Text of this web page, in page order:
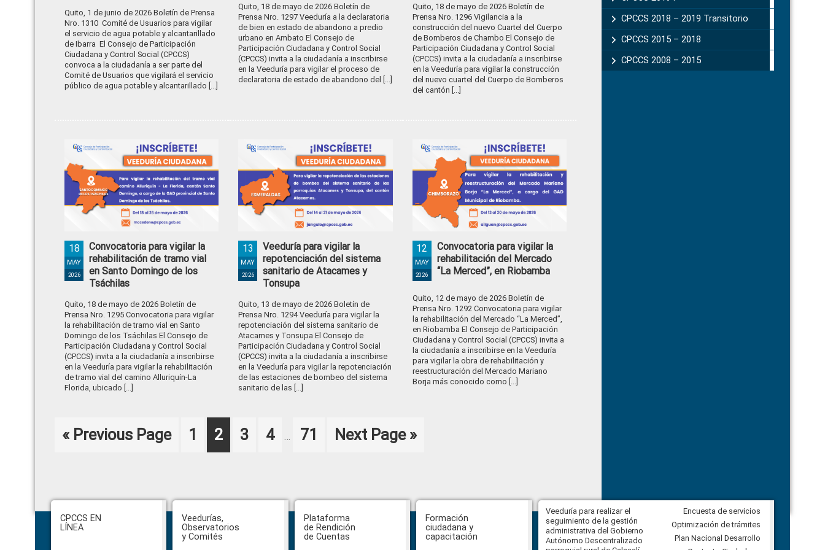
Quito, 1 de junio de 2026 Boletín de Prensa
Nro. 1310 Comité de Usuarios para vigilar
el servicio de agua potable y alcantarillado
de Ibarra El Consejo de Participación
Ciudadana y Control Social (CPCCS)
convoca a la ciudadanía a ser parte del
Comité de Usuarios que vigilará el servicio
público de agua potable y alcantarillado [...]
Quito, 18 de mayo de 2026 Boletín de
Prensa Nro. 1297 Veeduría a la declaratoria
de bien en estado de abandono a predio
urbano en Ambato El Consejo de
Participación Ciudadana y Control Social
(CPCCS) invita a la ciudadanía a inscribirse
en la Veeduría para vigilar el proceso de
declaratoria de estado de abandono del [...]
Quito, 18 de mayo de 2026 Boletín de
Prensa Nro. 1296 Vigilancia a la
construcción del nuevo Cuartel del Cuerpo
de Bomberos de Chambo El Consejo de
Participación Ciudadana y Control Social
(CPCCS) invita a la ciudadanía a inscribirse
en la Veeduría para vigilar la construcción
del nuevo cuartel del Cuerpo de Bomberos
del cantón [...]
Convocatoria para vigilar la
rehabilitación de tramo vial
en Santo Domingo de los
Tsáchilas
18
MAY
2026
Quito, 18 de mayo de 2026 Boletín de
Prensa Nro. 1295 Convocatoria para vigilar
la rehabilitación de tramo vial en Santo
Domingo de los Tsáchilas El Consejo de
Participación Ciudadana y Control Social
(CPCCS) invita a la ciudadanía a inscribirse
en la Veeduría para vigilar la rehabilitación
de tramo vial del camino Alluriquín-La
Florida, ubicado [...]
Veeduría para vigilar la
repotenciación del sistema
sanitario de Atacames y
Tonsupa
13
MAY
2026
Quito, 13 de mayo de 2026 Boletín de
Prensa Nro. 1294 Veeduría para vigilar la
repotenciación del sistema sanitario de
Atacames y Tonsupa El Consejo de
Participación Ciudadana y Control Social
(CPCCS) invita a la ciudadanía a inscribirse
en la Veeduría para vigilar la repotenciación
de las estaciones de bombeo del sistema
sanitario de las [...]
Convocatoria para vigilar la
rehabilitación del Mercado
“La Merced”, en Riobamba
12
MAY
2026
Quito, 12 de mayo de 2026 Boletín de
Prensa Nro. 1292 Convocatoria para vigilar
la rehabilitación del Mercado “La Merced”,
en Riobamba El Consejo de Participación
Ciudadana y Control Social (CPCCS) invita a
la ciudadanía a inscribirse en la Veeduría
para vigilar la obra de rehabilitación y
reestructuración del Mercado Mariano
Borja más conocido como [...]
« Go
Previous Page Page
1 Page
2 Page
3 Page
4
pages
… Page
71
Go
Next Page »
CPCCS 2018 – 2019 Transitorio
CPCCS 2015 – 2018
CPCCS 2008 – 2015
Footer
CPCCS EN
LÍNEA
Veedurías,
Observatorios
y Comités
Plataforma
de Rendición
de Cuentas
Formación
ciudadana y
capacitación
Hasta el 31 de julio se podrán
presentar impugnaciones en
contra de los postulantes al
concurso para designar Fiscal
Veeduría para realizar el
seguimiento de la gestión
administrativa del Gobierno
Autónomo Descentralizado
Veeduría para vigilar los acuerdos,
derivados de la Audiencia Pública
comunidad Urbina, parroquia la
Encuesta de servicios
Optimización de trámites
Plan Nacional Desarrollo